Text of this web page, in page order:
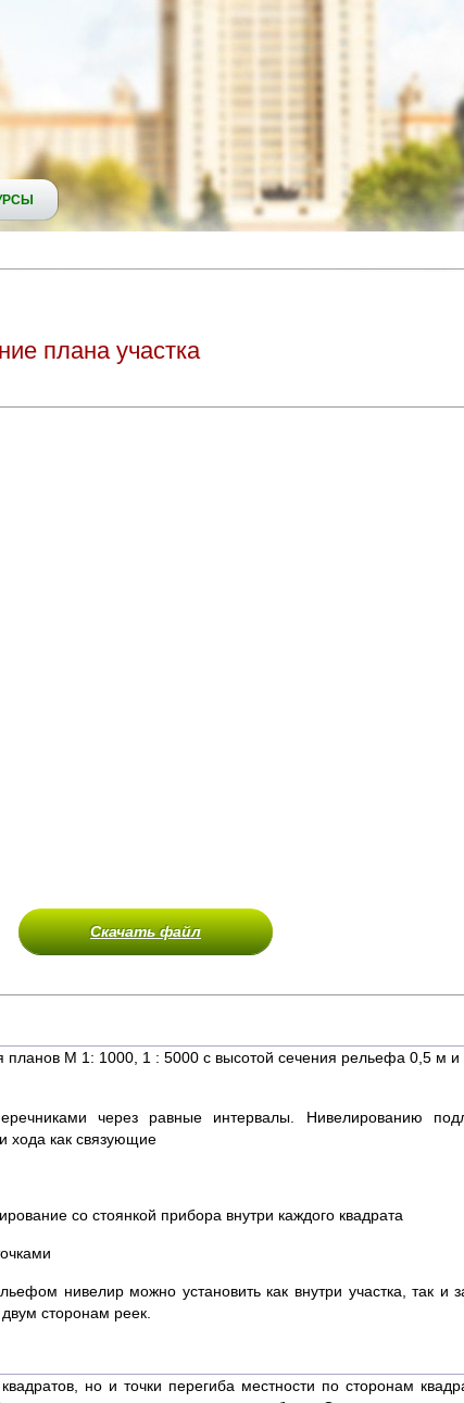
плана участка
Скачать файл
планов М 1: 1000, 1 : 5000 с высотой сечения рельефа 0,5 м
через равные интервалы. Нивелированию
хода как связующие
со стоянкой прибора внутри каждого квадрата
нивелир можно установить как внутри участка, так и
сторонам реек.
но и точки перегиба местности по сторонам